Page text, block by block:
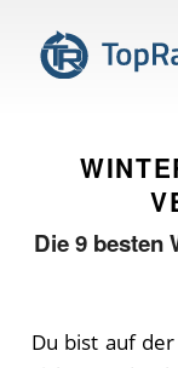
Die9 besten
Du bist auf